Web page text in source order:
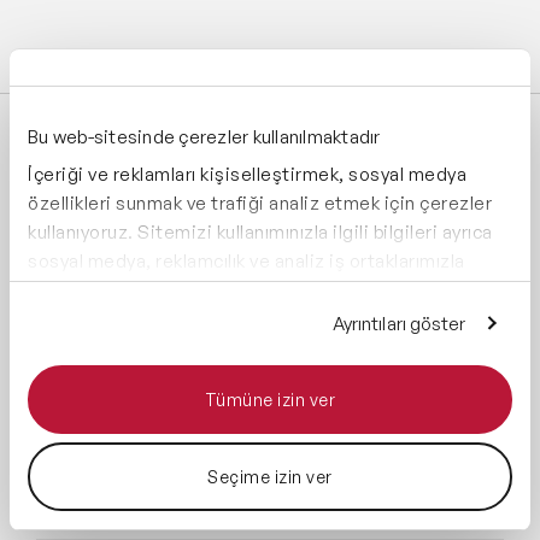
Bu web-sitesinde çerezler kullanılmaktadır
İçeriği ve reklamları kişiselleştirmek, sosyal medya
özellikleri sunmak ve trafiği analiz etmek için çerezler
kullanıyoruz. Sitemizi kullanımınızla ilgili bilgileri ayrıca
sosyal medya, reklamcılık ve analiz iş ortaklarımızla
paylaşabiliriz. İş ortaklarımız, bu bilgileri kendilerine
sağladığınız veya hizmetlerini kullanırken topladıkları
Ayrıntıları göster
Tümüne izin ver
Seçime izin ver
ÖNE ÇIKAN YEREL KONUŞMACILAR
EVRİM KURAN
Evrim Kuran Danışmanlık, Kurucu Universum, Türkiye Lideri
Basketbol Koçu, TÜBAD Onursal Başkanı
M. SERDAR KUZULOĞLU
Teknoloji Yazarı, Trend Avcısı
PROF. DR. ÖZGÜR DEMİRTAŞ
Sabancı Üniversitesi Finans Kürsü Başkanı